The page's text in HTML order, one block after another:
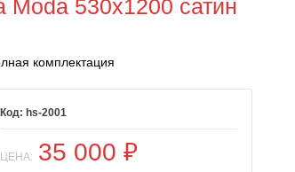
Moda 530x1200 сатин
комплектация
hs-2001
ЦЕНА: 35 000 ₽